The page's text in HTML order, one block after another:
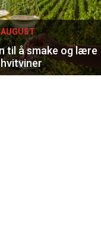
til å smake og lære